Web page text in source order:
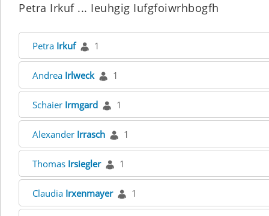
Petra Irkuf ... Ieuhgig Iufgfoiwrhbogfh
Petra Irkuf 1
Andrea Irlweck 1
Schaier Irmgard 1
Alexander Irrasch 1
Thomas Irsiegler 1
Claudia Irxenmayer 1